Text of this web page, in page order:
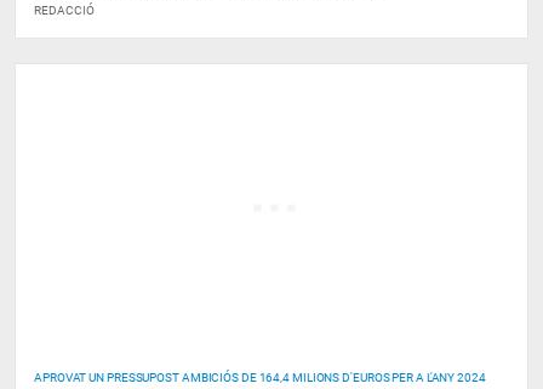
REDACCIÓ
APROVAT UN PRESSUPOST AMBICIÓS DE 164,4 MILIONS D'EUROS PER A L'ANY 2024